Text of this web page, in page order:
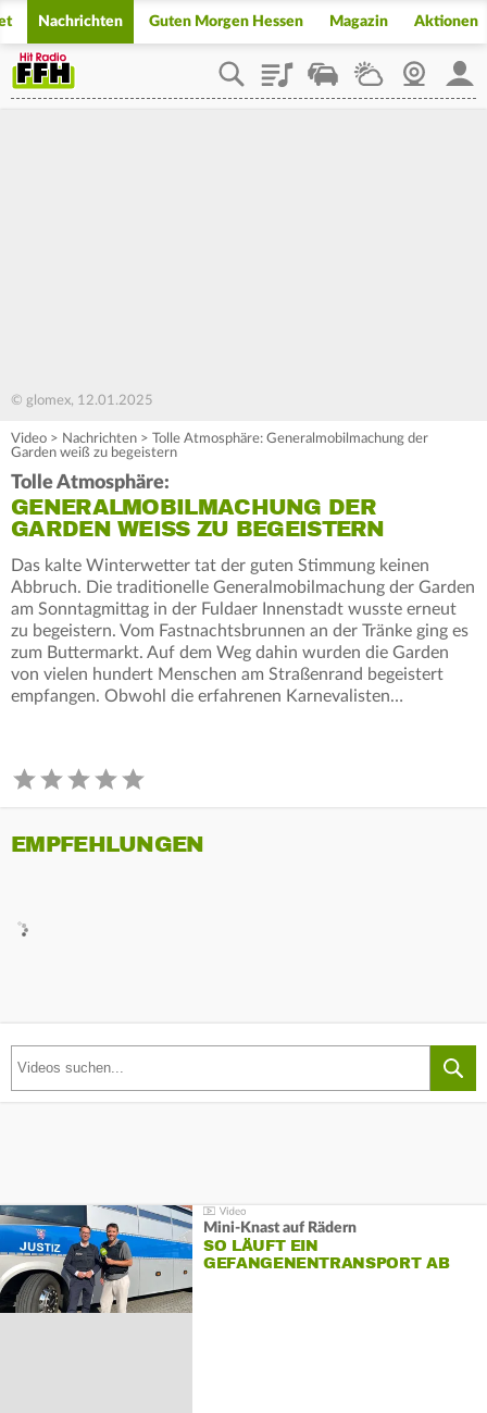
Nachrichten Guten Morgen Hessen Magazin Aktionen
PlaylistStaupilotWetterWebcam
© glomex, 12.01.2025
Video > Nachrichten > Tolle Atmosphäre: Generalmobilmachung der
Garden weiß zu begeistern
Tolle Atmosphäre:
GENERALMOBILMACHUNG DER
GARDEN WEISS ZU BEGEISTERN
Das kalte Winterwetter tat der guten Stimmung keinen
Abbruch. Die traditionelle Generalmobilmachung der Garden
am Sonntagmittag in der Fuldaer Innenstadt wusste erneut
zu begeistern. Vom Fastnachtsbrunnen an der Tränke ging es
zum Buttermarkt. Auf dem Weg dahin wurden die Garden
von vielen hundert Menschen am Straßenrand begeistert
empfangen. Obwohl die erfahrenen Karnevalisten…
EMPFEHLUNGEN
Mini-Knast auf Rädern
SO LÄUFT EIN
GEFANGENENTRANSPORT AB